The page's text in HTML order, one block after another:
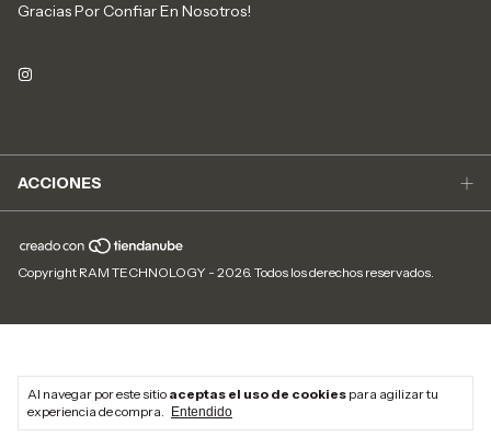
Al navegar por este sitio aceptas el uso de cookies para agilizar tu
experiencia de compra.
Entendido
Gracias Por Confiar En Nosotros!
ACCIONES
Copyright RAM TECHNOLOGY - 2026. Todos los derechos reservados.